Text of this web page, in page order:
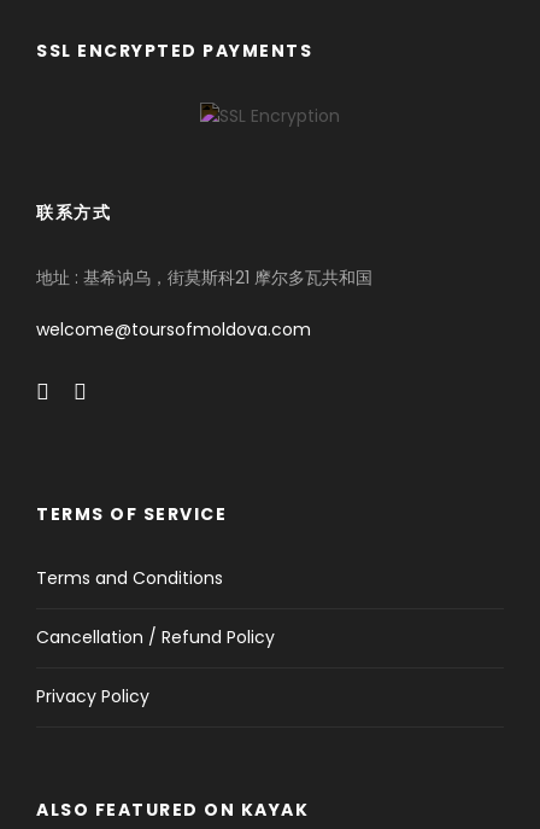
SSL ENCRYPTED PAYMENTS
联系方式
地址 : 基希讷乌，街莫斯科21 摩尔多瓦共和国
welcome@toursofmoldova.com
TERMS OF SERVICE
Terms and Conditions
Cancellation / Refund Policy
Privacy Policy
ALSO FEATURED ON KAYAK